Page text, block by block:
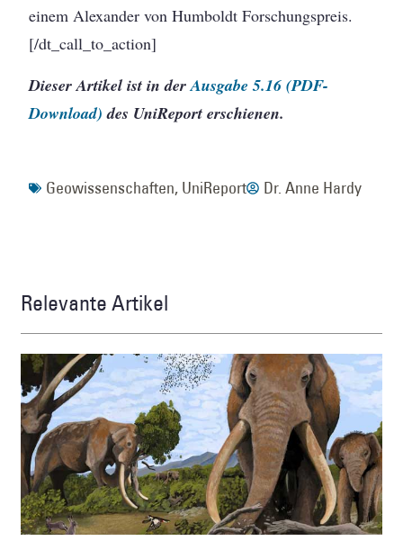
einem Alexander von Humboldt Forschungspreis.
[/dt_call_to_action]
Dieser Artikel ist in derAusgabe 5.16 (PDF-
Download) des UniReport erschienen.
Geowissenschaften, UniReport Dr. Anne Hardy
Relevante Artikel